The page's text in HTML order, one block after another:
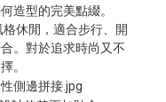
造型的完美點綴。
休閒，適合步行、開
。對於追求時尚又不
。